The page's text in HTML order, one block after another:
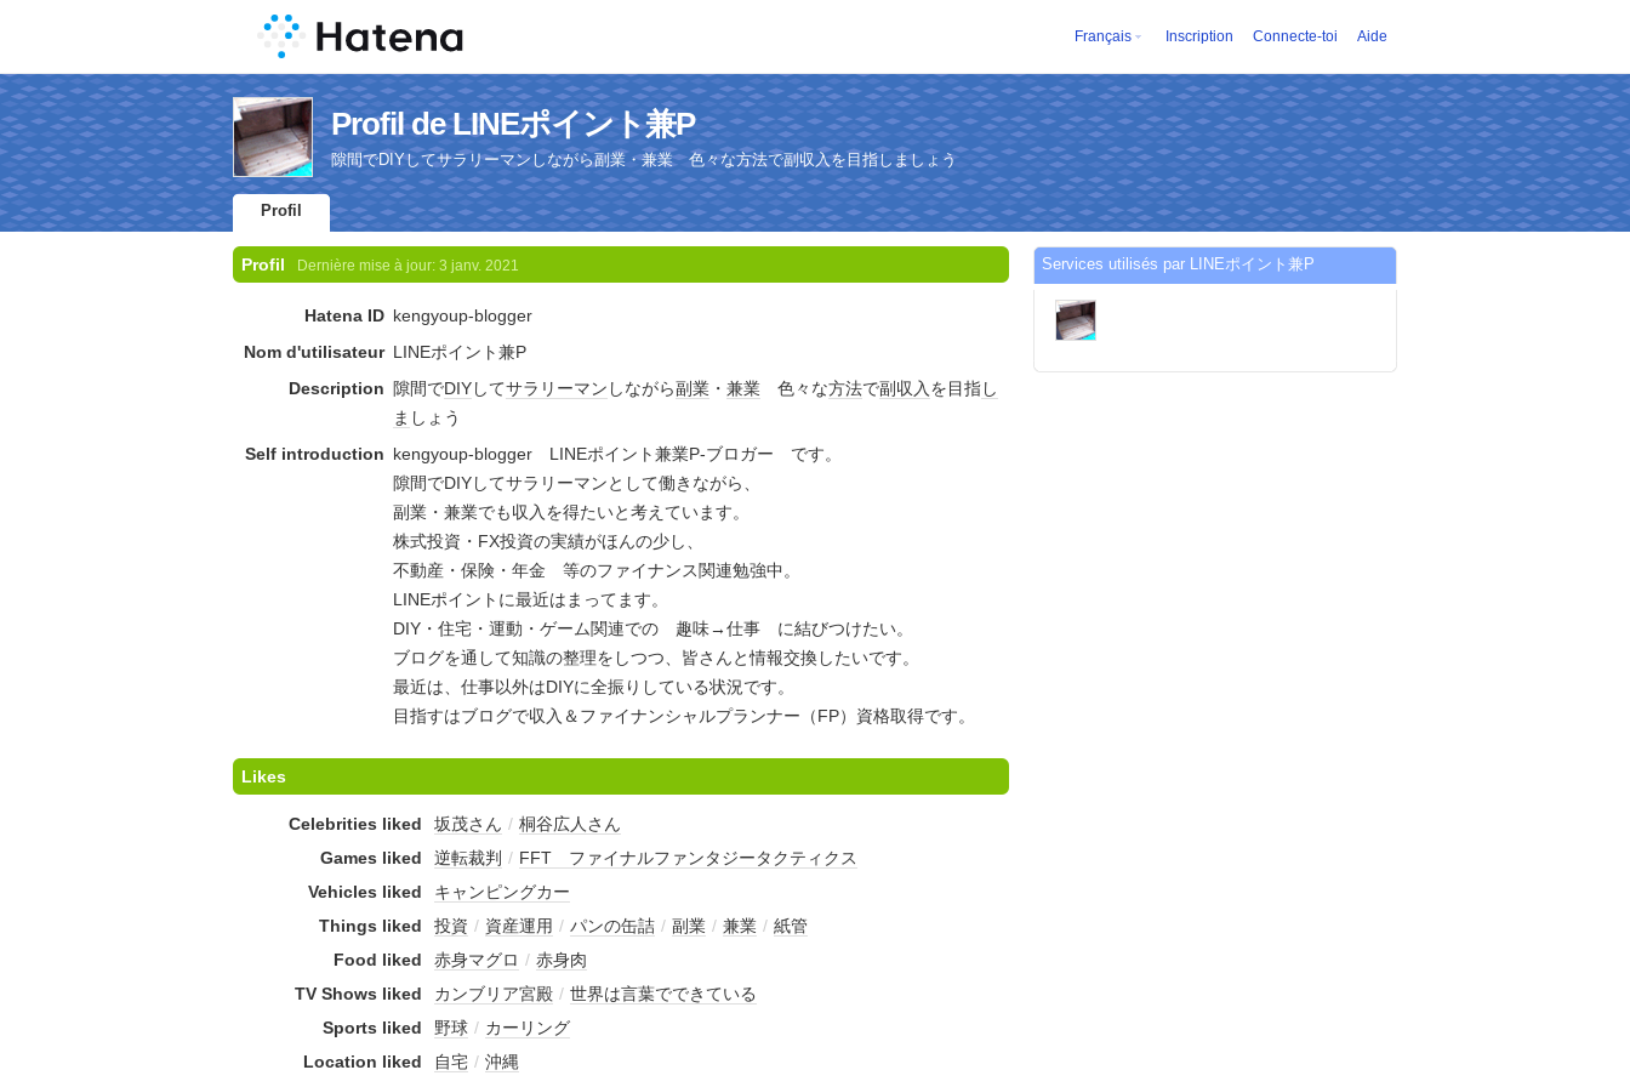
Français Inscription Connecte-toi Aide
Profil de LINEポイント兼P
隙間でDIYしてサラリーマンしながら副業・兼業 色々な方法で副収入を目指しましょう
Profil
Profil Dernière mise à jour: 3 janv. 2021
Hatena ID kengyoup-blogger
Nom d'utilisateur LINEポイント兼P
Description
隙間でDIYしてサラリーマン しながら副業 ・ 兼業 色々な方法で副収入を目指し
ま しょう
Self introduction kengyoup-blogger LINEポイント兼業P-ブロガー です。
隙間でDIYしてサラリーマンとして働きながら、
副業・兼業でも収入を得たいと考えています。
株式投資・FX投資の実績がほんの少し、
不動産・保険・年金 等のファイナンス関連勉強中。
LINEポイントに最近はまってます。
DIY・住宅・運動・ゲーム関連での 趣味→仕事 に結びつけたい。
ブログを通して知識の整理をしつつ、皆さんと情報交換したいです。
最近は、仕事以外はDIYに全振りしている状況です。
目指すはブログで収入＆ファイナンシャルプランナー（FP）資格取得です。
Likes
Celebrities liked 坂茂さん / 桐谷広人さん
Games liked
逆転裁判 / FFT ファイナルファンタジータクティクス
Vehicles liked
キャンピングカー
Things liked
投資 / 資産運用 / パンの缶詰 / 副業 / 兼業 / 紙管
Food liked
赤身マグロ / 赤身肉
TV Shows liked
カンブリア宮殿 / 世界は言葉でできている
Sports liked
野球 / カーリング
Location liked
自宅 / 沖縄
Services utilisés par LINEポイント兼P